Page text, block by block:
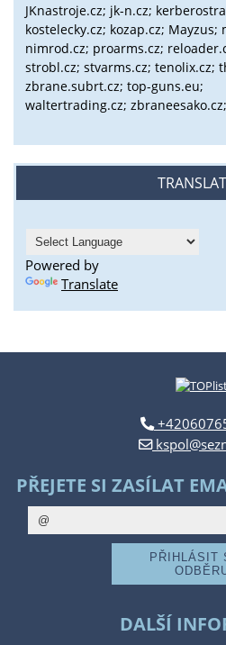
JKnastroje.cz; jk-n.cz;
kostelecky.cz; kozap.cz; Mayzus;
nimrod.cz; proarms.cz;
strobl.cz; stvarms.cz; tenolix.cz;
zbrane.subrt.cz; top-guns.eu;
waltertrading.cz; zbraneesako.cz;
Powered by
Translate
PŘEJETE SI ZASÍLAT
DALŠÍ